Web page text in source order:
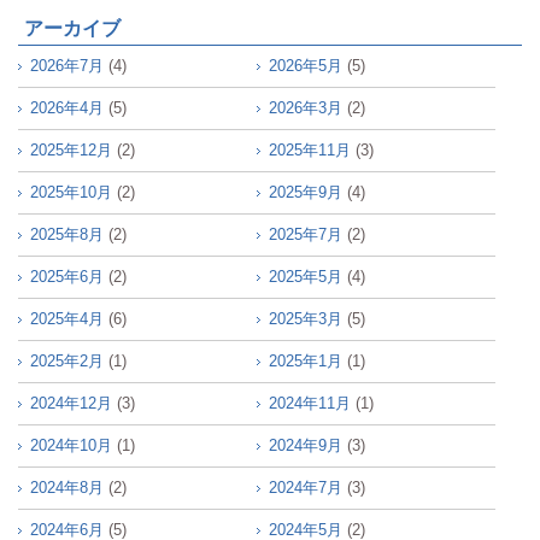
アーカイブ
2026年7月 (4) 2026年5月 (5)
2026年4月 (5) 2026年3月 (2)
2025年12月 (2) 2025年11月 (3)
2025年10月 (2) 2025年9月 (4)
2025年8月 (2) 2025年7月 (2)
2025年6月 (2) 2025年5月 (4)
2025年4月 (6) 2025年3月 (5)
2025年2月 (1) 2025年1月 (1)
2024年12月 (3) 2024年11月 (1)
2024年10月 (1) 2024年9月 (3)
2024年8月 (2) 2024年7月 (3)
2024年6月 (5) 2024年5月 (2)